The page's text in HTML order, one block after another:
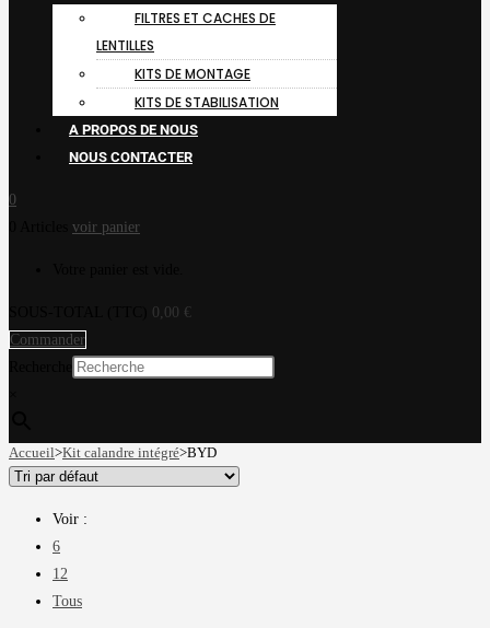
FILTRES ET CACHES DE
LENTILLES
KITS DE MONTAGE
KITS DE STABILISATION
A PROPOS DE NOUS
NOUS CONTACTER
0
voir panier
0,00 €
Commander
Accueil>Kit calandre intégré>BYD
Voir :
6
12
Tous